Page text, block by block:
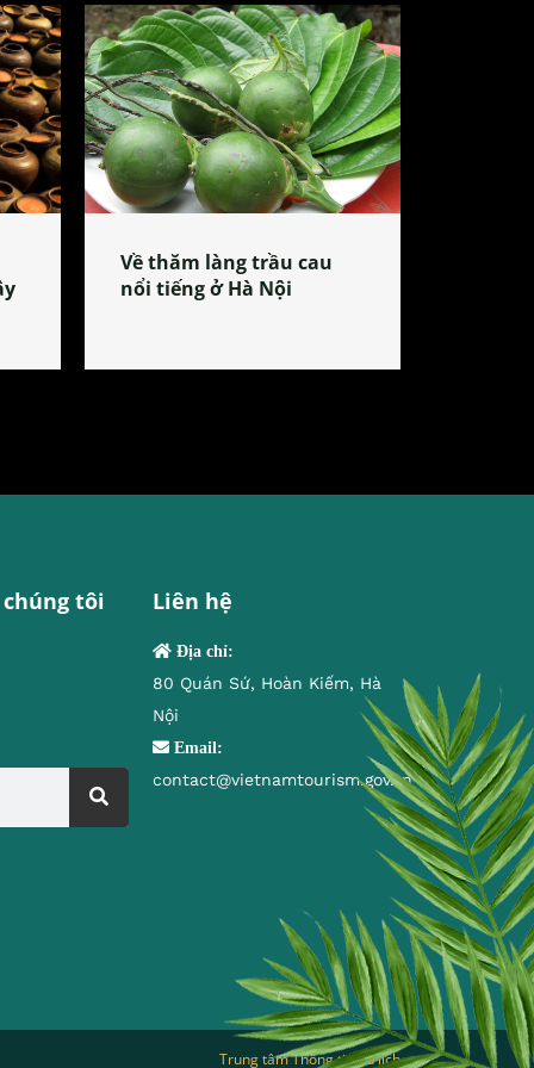
Về thăm làng trầu cau
nổi tiếng ở Hà Nội
tôi Liên hệ
Địa chỉ:
80 Quán Sứ, Hoàn Kiếm, Hà
Nội
Email:
contact@vietnamtourism.gov.vn
Trung tâm Thông tin du lịch